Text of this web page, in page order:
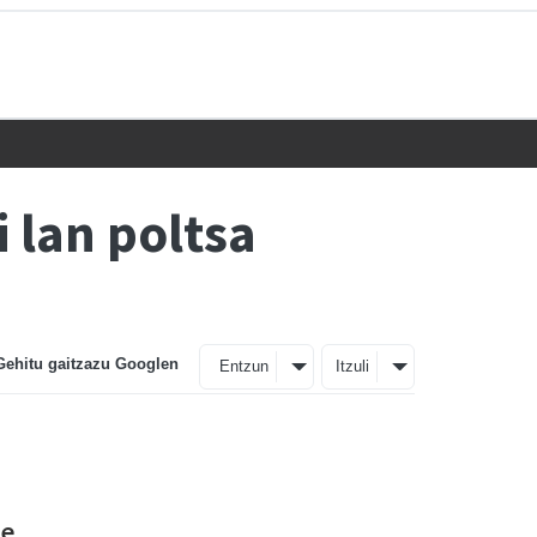
lan poltsa
gaitzazu Googlen Entzun Itzuli